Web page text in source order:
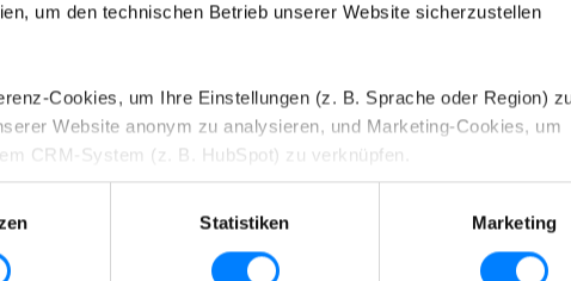
um den technischen Betrieb unserer Website sicherzustellen
Cookies, um Ihre Einstellungen (z. B. Sprache oder Region)
Website anonym zu analysieren, und Marketing-Cookies, um
CRM-System (z. B. HubSpot) zu verknüpfen.
Informationen zu unseren Cookies und können diese nach
Statistiken Marketing